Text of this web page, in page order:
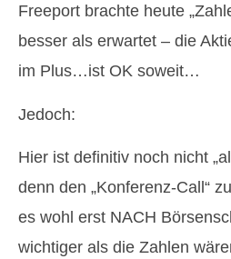
Freeport brachte heute
besser als erwartet – die
im Plus…ist OK soweit…
Jedoch:
Hier ist definitiv noch nicht
denn den „Konferenz-Call“
es wohl erst NACH
wichtiger als die Zahlen